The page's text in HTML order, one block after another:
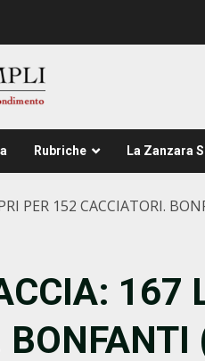
Rubriche La Zanzara
PER 152 CACCIATORI.
167
BONFANTI